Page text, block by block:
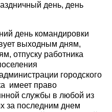
день, день
день командировки
выходным дням,
отпуску работника
городского
имеет право
службы в любой из
за последним днем